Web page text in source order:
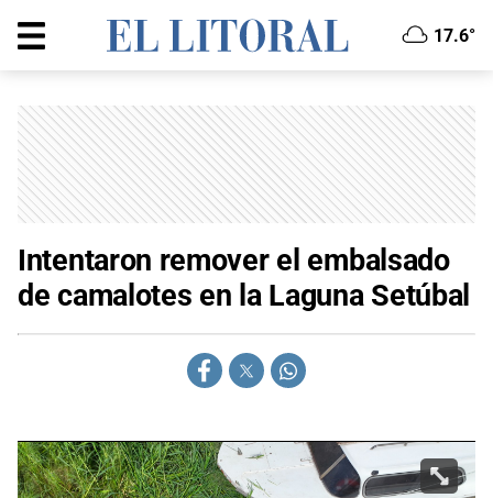
17.6°
Intentaron remover el embalsado
de camalotes en la Laguna Setúbal